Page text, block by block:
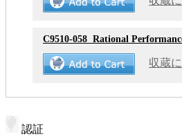
C9510-058 Rational
収蔵
認証